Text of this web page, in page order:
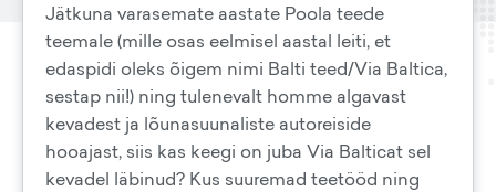
Jätkuna varasemate aastate Poola teede
teemale (mille osas eelmisel aastal leiti, et
edaspidi oleks õigem nimi Balti teed/Via Baltica,
sestap nii!) ning tulenevalt homme algavast
kevadest ja lõunasuunaliste autoreiside
hooajast, siis kas keegi on juba Via Balticat sel
kevadel läbinud? Kus suuremad teetööd ning